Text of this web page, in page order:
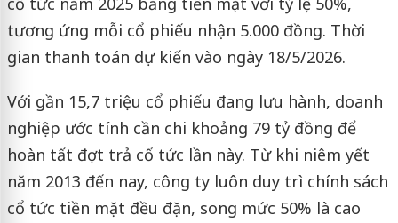
tương ứng mỗi cổ phiếu nhận 5.000 đồng. Thời
gian thanh toán dự kiến vào ngày 18/5/2026.
Với gần 15,7 triệu cổ phiếu đang lưu hành, doanh
nghiệp ước tính cần chi khoảng 79 tỷ đồng để
hoàn tất đợt trả cổ tức lần này. Từ khi niêm yết
năm 2013 đến nay, công ty luôn duy trì chính sách
cổ tức tiền mặt đều đặn, song mức 50% là cao